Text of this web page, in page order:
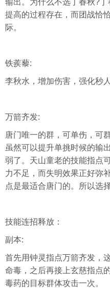
输出。为什么不选丁春秋?
提高的过程存在，而团战恰
际。
铁蒺藜:
李秋水，增加伤害，强化秒
万箭齐发:
唐门唯一的群，可单伤，可
虽然可以提升单挑时候的输
弱了。天山童老的技能指点
力不足，而失明效果正好弥
点是最适合唐门的。所以选
技能连招释放：
副本:
首先用钟灵指点万箭齐发，
命毒，之后再接上玄慈指点
毒药的目标群体攻击一次。